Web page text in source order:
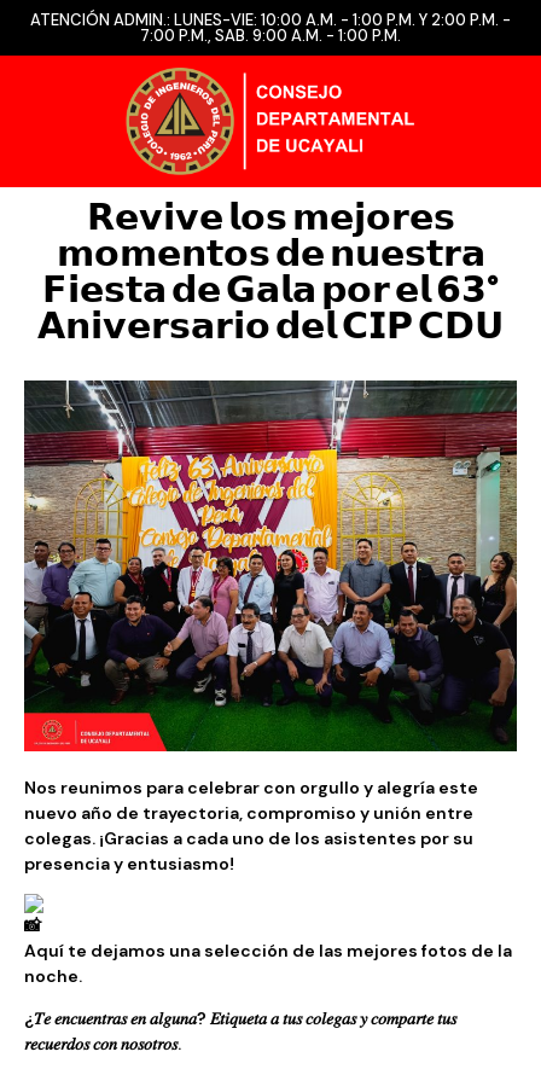
ATENCIÓN ADMIN.: LUNES-VIE: 10:00 A.M. - 1:00 P.M. Y 2:00 P.M. -
7:00 P.M., SAB. 9:00 A.M. - 1:00 P.M.
𝗥𝗲𝘃𝗶𝘃𝗲 𝗹𝗼𝘀 𝗺𝗲𝗷𝗼𝗿𝗲𝘀
𝗺𝗼𝗺𝗲𝗻𝘁𝗼𝘀 𝗱𝗲 𝗻𝘂𝗲𝘀𝘁𝗿𝗮
𝗙𝗶𝗲𝘀𝘁𝗮 𝗱𝗲 𝗚𝗮𝗹𝗮 𝗽𝗼𝗿 𝗲𝗹 𝟲𝟯°
𝗔𝗻𝗶𝘃𝗲𝗿𝘀𝗮𝗿𝗶𝗼 𝗱𝗲𝗹 𝗖𝗜𝗣 𝗖𝗗𝗨
Nos reunimos para celebrar con orgullo y alegría este
nuevo año de trayectoria, compromiso y unión entre
colegas. ¡Gracias a cada uno de los asistentes por su
presencia y entusiasmo!
Aquí te dejamos una selección de las mejores fotos de la
noche.
¿𝑇𝑒 𝑒𝑛𝑐𝑢𝑒𝑛𝑡𝑟𝑎𝑠 𝑒𝑛 𝑎𝑙𝑔𝑢𝑛𝑎? 𝐸𝑡𝑖𝑞𝑢𝑒𝑡𝑎 𝑎 𝑡𝑢𝑠 𝑐𝑜𝑙𝑒𝑔𝑎𝑠 𝑦 𝑐𝑜𝑚𝑝𝑎𝑟𝑡𝑒 𝑡𝑢𝑠
𝑟𝑒𝑐𝑢𝑒𝑟𝑑𝑜𝑠 𝑐𝑜𝑛 𝑛𝑜𝑠𝑜𝑡𝑟𝑜𝑠.